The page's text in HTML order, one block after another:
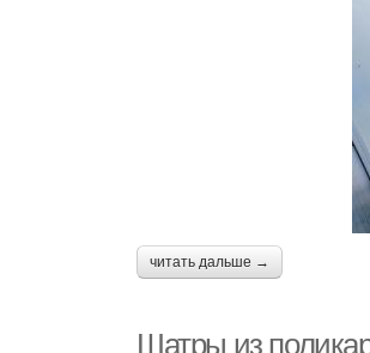
читать дальше →
Шатры из